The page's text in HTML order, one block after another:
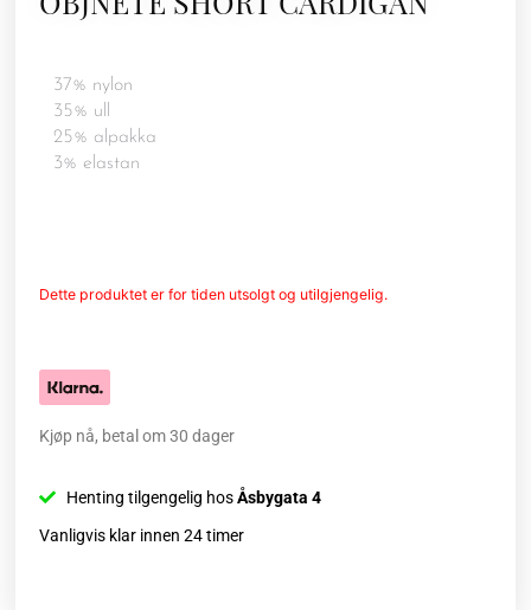
37% nylon
35% ull
25% alpakka
3% elastan
Dette produktet er for tiden utsolgt og utilgjengelig.
Kjøp nå, betal om 30 dager
Henting tilgengelig hosÅsbygata 4
Vanligvis klar innen 24 timer